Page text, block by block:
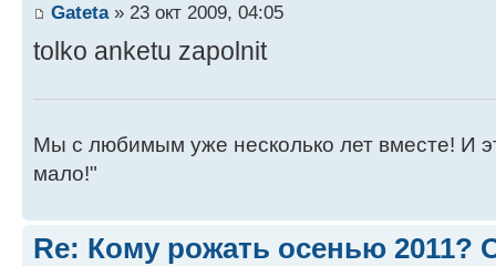
Gateta» 23 окт 2009, 04:05
tolko anketu zapolnit
Мы с любимым уже несколько лет вместе! И
мало!"
Re: Кому рожать осенью 2011?